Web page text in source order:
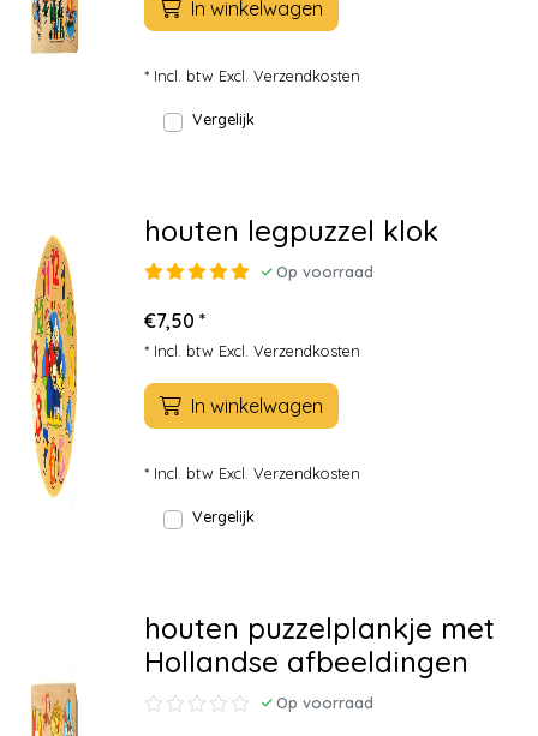
In winkelwagen
* Incl. btw Excl. Verzendkosten
Vergelijk
houten legpuzzel klok
Op voorraad
€7,50 *
* Incl. btw Excl. Verzendkosten
In winkelwagen
* Incl. btw Excl. Verzendkosten
Vergelijk
houten puzzelplankje met
Hollandse afbeeldingen
Op voorraad